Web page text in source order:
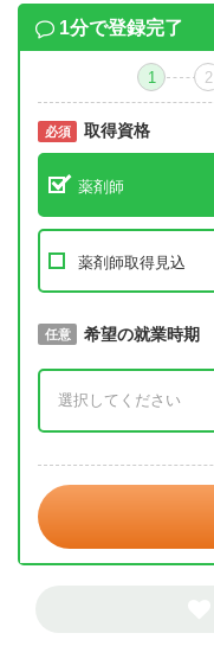
1分で登録完了
1 2
必須 取得資格
薬剤師
薬剤師取得見込
必須 取得予定年
任意 希望の就業時期